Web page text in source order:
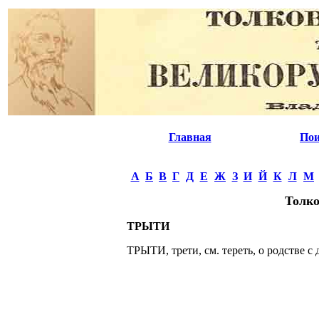
Главная
А Б В Г Д Е Ж З И Й К Л М
ТРЫТИ
ТРЫТИ, трети, см. тереть, о родстве